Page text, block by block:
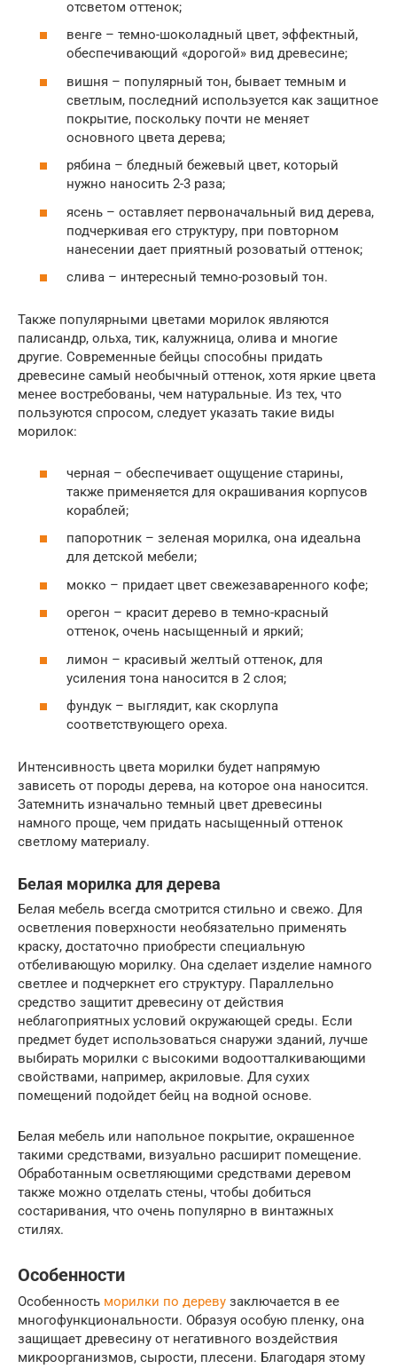
отсветом оттенок;
венге – темно-шоколадный цвет, эффектный,
обеспечивающий «дорогой» вид древесине;
вишня – популярный тон, бывает темным и
светлым, последний используется как защитное
покрытие, поскольку почти не меняет
основного цвета дерева;
рябина – бледный бежевый цвет, который
нужно наносить 2-3 раза;
ясень – оставляет первоначальный вид дерева,
подчеркивая его структуру, при повторном
нанесении дает приятный розоватый оттенок;
слива – интересный темно-розовый тон.
Также популярными цветами морилок являются
палисандр, ольха, тик, калужница, олива и многие
другие. Современные бейцы способны придать
древесине самый необычный оттенок, хотя яркие цвета
менее востребованы, чем натуральные. Из тех, что
пользуются спросом, следует указать такие виды
морилок:
черная – обеспечивает ощущение старины,
также применяется для окрашивания корпусов
кораблей;
папоротник – зеленая морилка, она идеальна
для детской мебели;
мокко – придает цвет свежезаваренного кофе;
орегон – красит дерево в темно-красный
оттенок, очень насыщенный и яркий;
лимон – красивый желтый оттенок, для
усиления тона наносится в 2 слоя;
фундук – выглядит, как скорлупа
соответствующего ореха.
Интенсивность цвета морилки будет напрямую
зависеть от породы дерева, на которое она наносится.
Затемнить изначально темный цвет древесины
намного проще, чем придать насыщенный оттенок
светлому материалу.
Белая морилка для дерева
Белая мебель всегда смотрится стильно и свежо. Для
осветления поверхности необязательно применять
краску, достаточно приобрести специальную
отбеливающую морилку. Она сделает изделие намного
светлее и подчеркнет его структуру. Параллельно
средство защитит древесину от действия
неблагоприятных условий окружающей среды. Если
предмет будет использоваться снаружи зданий, лучше
выбирать морилки с высокими водоотталкивающими
свойствами, например, акриловые. Для сухих
помещений подойдет бейц на водной основе.
Белая мебель или напольное покрытие, окрашенное
такими средствами, визуально расширит помещение.
Обработанным осветляющими средствами деревом
также можно отделать стены, чтобы добиться
состаривания, что очень популярно в винтажных
стилях.
Особенности
Особенность морилки по дереву заключается в ее
многофункциональности. Образуя особую пленку, она
защищает древесину от негативного воздействия
микроорганизмов, сырости, плесени. Благодаря этому